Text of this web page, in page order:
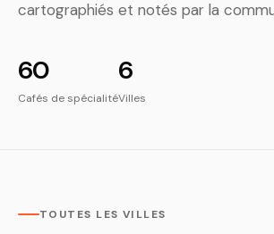
cartographiés et notés par la
60
Cafés de spécialité
6
Villes
TOUTES LES VILLES